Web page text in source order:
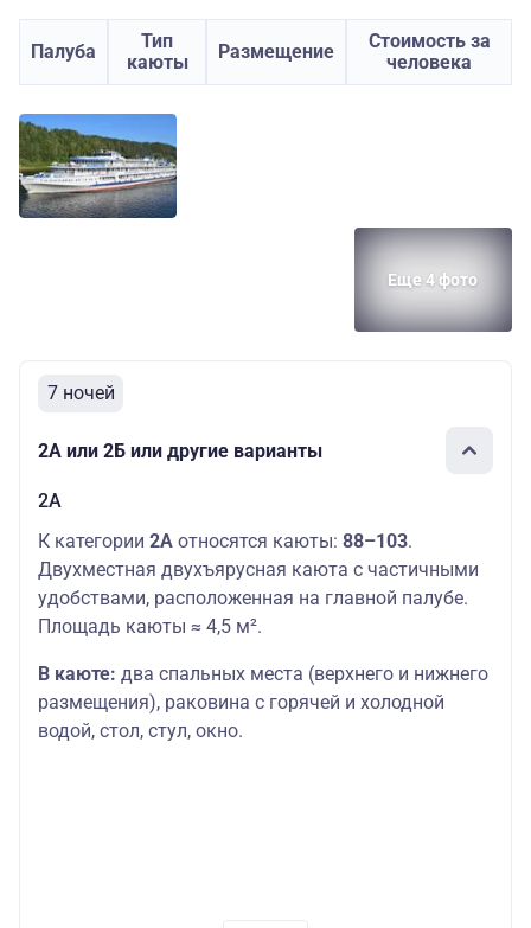
Палуба
Тип
каюты
Размещение
Стоимость за
человека
Еще 4 фото
7 ночей
2А или 2Б или другие варианты
2А
К категории 2А относятся каюты: 88–103.
Двухместная двухъярусная каюта с частичными
удобствами, расположенная на главной палубе.
Площадь каюты ≈ 4,5 м².
В каюте: два спальных места (верхнего и нижнего
размещения), раковина с горячей и холодной
водой, стол, стул, окно.